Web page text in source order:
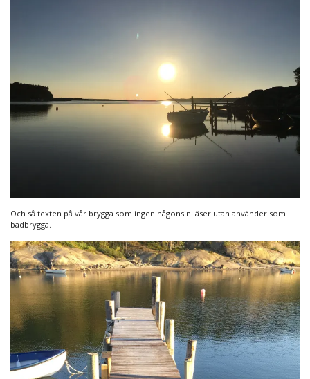
Och så texten på vår brygga som ingen någonsin läser utan använder som
badbrygga.